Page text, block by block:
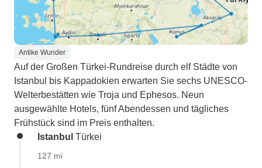
Antike Wunder
Auf der Großen Türkei-Rundreise durch elf Städte von
Istanbul bis Kappadokien erwarten Sie sechs UNESCO-
Welterbestätten wie Troja und Ephesos. Neun
ausgewählte Hotels, fünf Abendessen und tägliches
Frühstück sind im Preis enthalten.
Istanbul Türkei
127 mi